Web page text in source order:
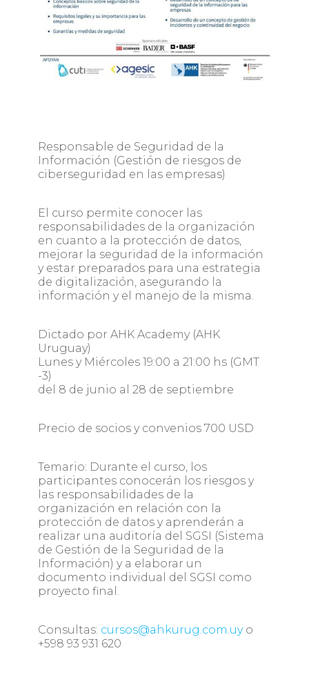
Responsable de Seguridad de la
Información (Gestión de riesgos de
ciberseguridad en las empresas)
El curso permite conocer las
responsabilidades de la organización
en cuanto a la protección de datos,
mejorar la seguridad de la información
y estar preparados para una estrategia
de digitalización, asegurando la
información y el manejo de la misma.
Dictado por AHK Academy (AHK
Uruguay)
Lunes y Miércoles 19:00 a 21:00 hs (GMT
-3)
del 8 de junio al 28 de septiembre
Precio de socios y convenios 700 USD
Temario: Durante el curso, los
participantes conocerán los riesgos y
las responsabilidades de la
organización en relación con la
protección de datos y aprenderán a
realizar una auditoría del SGSI (Sistema
de Gestión de la Seguridad de la
Información) y a elaborar un
documento individual del SGSI como
proyecto final.
Consultas: cursos@ahkurug.com.uyo
+598 93 931 620